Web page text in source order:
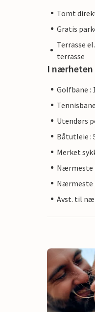
Tomt
Gratis
Terrasse
terrasse
I nærheten
Golfbane :
Utendørs
Båtutleie :
Merket
Nærmeste
Nærmeste
Avst. til